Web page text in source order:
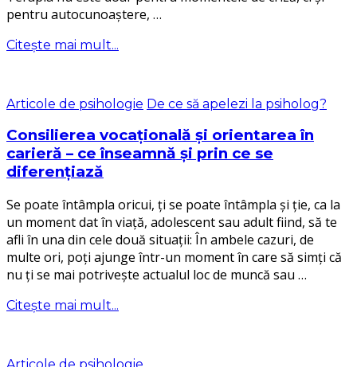
pentru autocunoaștere, …
Citește mai mult...
Articole de psihologie De ce să apelezi la psiholog?
Consilierea vocațională și orientarea în
carieră – ce înseamnă și prin ce se
diferențiază
Se poate întâmpla oricui, ți se poate întâmpla și ție, ca la
un moment dat în viață, adolescent sau adult fiind, să te
afli în una din cele două situații: În ambele cazuri, de
multe ori, poți ajunge într-un moment în care să simți că
nu ți se mai potrivește actualul loc de muncă sau …
Citește mai mult...